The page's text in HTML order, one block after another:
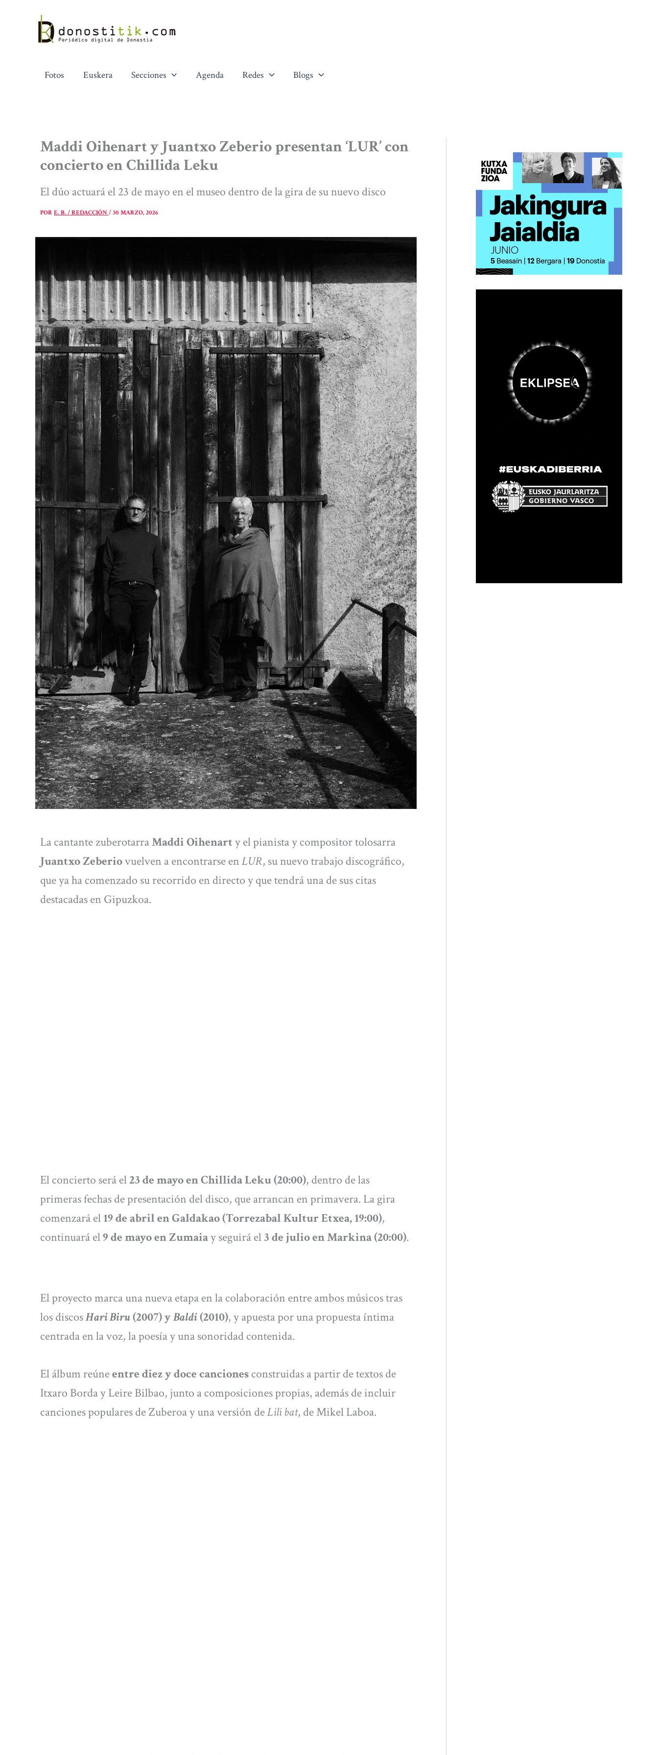
contenido
Fotos Euskera Secciones Agenda Redes Blogs
Maddi Oihenart y Juantxo Zeberio presentan ‘LUR’ con
concierto en Chillida Leku
El dúo actuará el 23 de mayo en el museo dentro de la gira de su nuevo disco
PORE. B. / REDACCIÓN/30 MARZO, 2026
La cantante zuberotarraMaddi Oihenarty el pianista y compositor tolosarra
Juantxo Zeberiovuelven a encontrarse enLUR, su nuevo trabajo discográfico,
que ya ha comenzado su recorrido en directo y que tendrá una de sus citas
destacadas en Gipuzkoa.
El concierto será el23 de mayo en Chillida Leku (20:00), dentro de las
primeras fechas de presentación del disco, que arrancan en primavera. La gira
comenzará el19 de abril en Galdakao (Torrezabal Kultur Etxea, 19:00),
continuará el9 de mayo en Zumaiay seguirá el3 de julio en Markina (20:00).
El proyecto marca una nueva etapa en la colaboración entre ambos músicos tras
los discosHari Biru(2007) yBaldi(2010), y apuesta por una propuesta íntima
centrada en la voz, la poesía y una sonoridad contenida.
El álbum reúneentre diez y doce cancionesconstruidas a partir de textos de
Itxaro Borda y Leire Bilbao, junto a composiciones propias, además de incluir
canciones populares de Zuberoa y una versión deLili bat, de Mikel Laboa.